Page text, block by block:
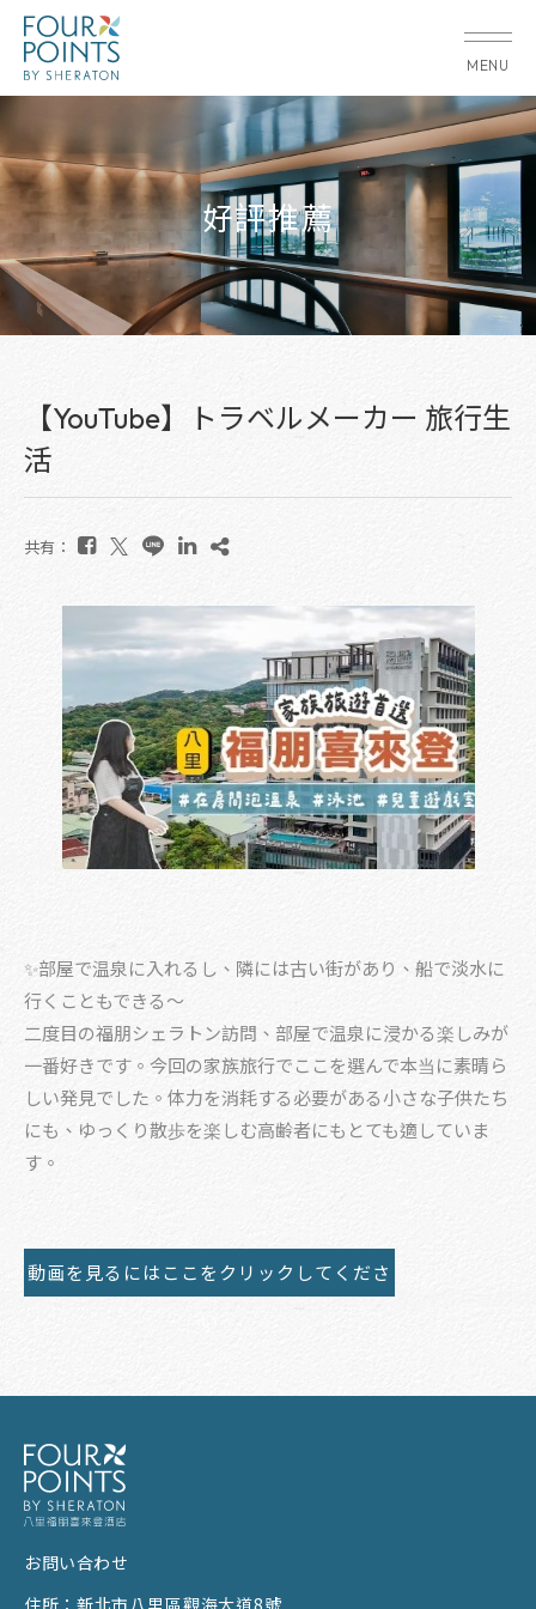
MENU
好評推薦
【YouTube】トラベルメーカー 旅行生
活
共有：
✨部屋で温泉に入れるし、隣には古い街があり、船で淡水に
行くこともできる～
二度目の福朋シェラトン訪問、部屋で温泉に浸かる楽しみが
一番好きです。今回の家族旅行でここを選んで本当に素晴ら
しい発見でした。体力を消耗する必要がある小さな子供たち
にも、ゆっくり散歩を楽しむ高齢者にもとても適していま
す。
動画を見るにはここをクリックしてくださ
お問い合わせ
住所： 新北市八里區觀海大道8號